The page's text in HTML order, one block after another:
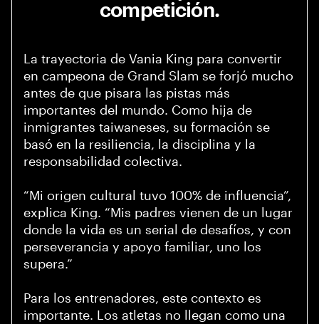
competición.
La trayectoria de Vania King para convertir
en campeona de Grand Slam se forjó mucho
antes de que pisara las pistas más
importantes del mundo. Como hija de
inmigrantes taiwaneses, su formación se
basó en la resiliencia, la disciplina y la
responsabilidad colectiva.
“Mi origen cultural tuvo 100% de influencia”,
explica King. “Mis padres vienen de un lugar
donde la vida es un serial de desafíos, y con
perseverancia y apoyo familiar, uno los
supera.”
Para los entrenadores, este contexto es
importante. Los atletas no llegan como una